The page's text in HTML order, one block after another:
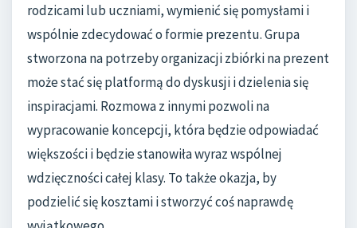
rodzicami lub uczniami, wymienić się pomysłami i
wspólnie zdecydować o formie prezentu. Grupa
stworzona na potrzeby organizacji zbiórki na prezent
może stać się platformą do dyskusji i dzielenia się
inspiracjami. Rozmowa z innymi pozwoli na
wypracowanie koncepcji, która będzie odpowiadać
większości i będzie stanowiła wyraz wspólnej
wdzięczności całej klasy. To także okazja, by
podzielić się kosztami i stworzyć coś naprawdę